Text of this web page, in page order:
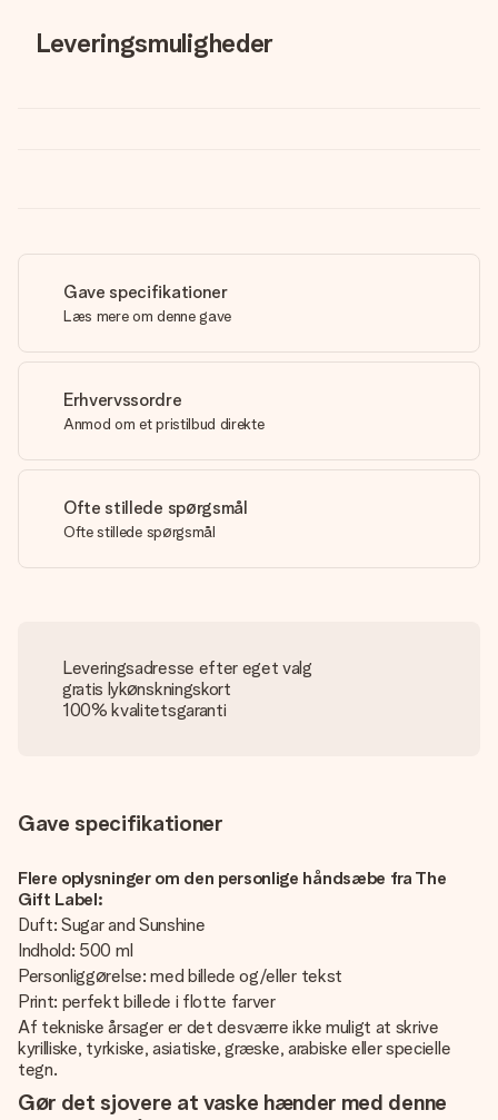
Leveringsmuligheder
Gave specifikationer
Læs mere om denne gave
Erhvervssordre
Anmod om et pristilbud direkte
Ofte stillede spørgsmål
Ofte stillede spørgsmål
Leveringsadresse efter eget valg
gratis lykønskningskort
100% kvalitetsgaranti
Gave specifikationer
Flere oplysninger om den personlige håndsæbe fra The
Gift Label:
Duft: Sugar and Sunshine
Indhold: 500 ml
Personliggørelse: med billede og/eller tekst
Print: perfekt billede i flotte farver
Af tekniske årsager er det desværre ikke muligt at skrive
kyrilliske, tyrkiske, asiatiske, græske, arabiske eller specielle
tegn.
Gør det sjovere at vaske hænder med denne